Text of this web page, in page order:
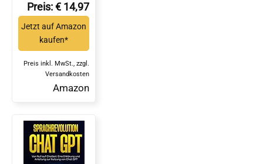
(English Edition)*
Preis: € 14,97
Jetzt auf Amazon
kaufen*
Preis inkl. MwSt., zzgl.
Versandkosten
Amazon